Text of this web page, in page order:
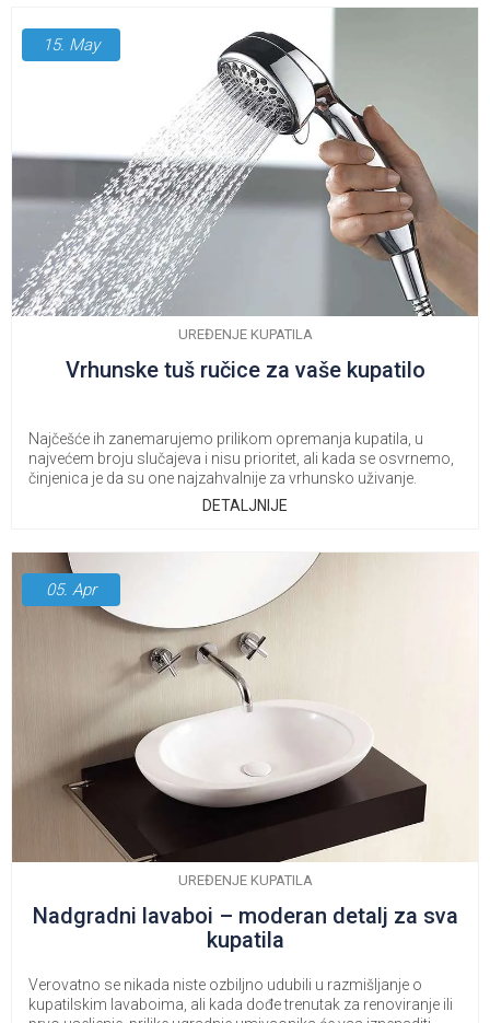
15. May
UREĐENJE KUPATILA
Vrhunske tuš ručice za vaše kupatilo
Najčešće ih zanemarujemo prilikom opremanja kupatila, u
najvećem broju slučajeva i nisu prioritet, ali kada se osvrnemo,
činjenica je da su one najzahvalnije za vrhunsko uživanje.
DETALJNIJE
05. Apr
UREĐENJE KUPATILA
Nadgradni lavaboi – moderan detalj za sva
kupatila
Verovatno se nikada niste ozbiljno udubili u razmišljanje o
kupatilskim lavaboima, ali kada dođe trenutak za renoviranje ili